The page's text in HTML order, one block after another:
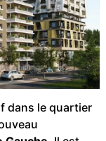
dans le quartier